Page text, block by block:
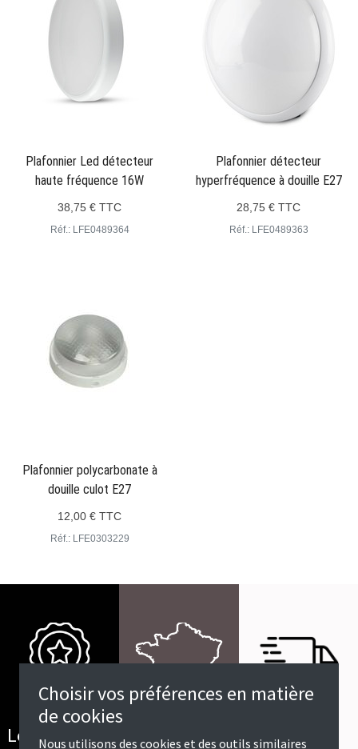
Choisir vos préférences en matière
de cookies
Nous utilisons des cookies et des outils similaires
Plafonnier Led détecteur
haute fréquence 16W
38,75 € TTC
Réf.: LFE0489364
Plafonnier détecteur
hyperfréquence à douille E27
28,75 € TTC
Réf.: LFE0489363
Plafonnier polycarbonate à
douille culot E27
12,00 € TTC
Réf.: LFE0303229
Les meilleurs
Livraison en